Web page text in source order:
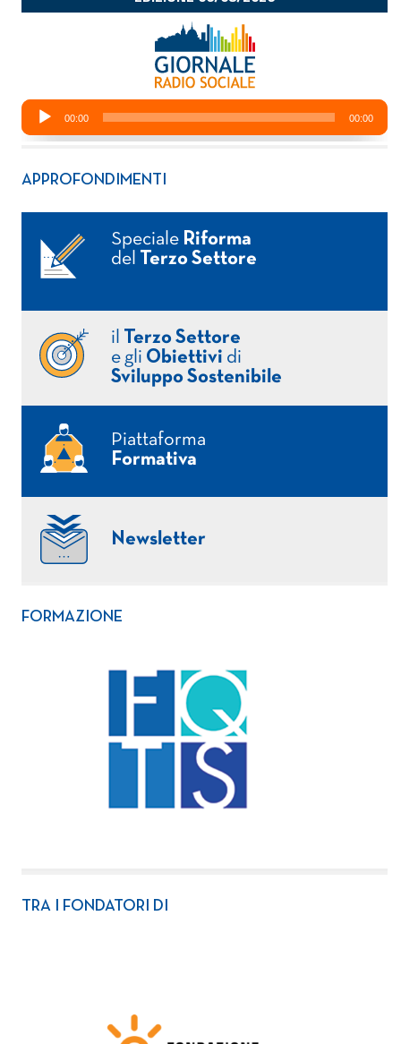
APPROFONDIMENTI
Speciale Riforma
del
Terzo Settore
il
Terzo Settore
e gli Obiettivi di
Sviluppo Sostenibile
Piattaforma
Formativa
Newsletter
FORMAZIONE
TRA I FONDATORI DI